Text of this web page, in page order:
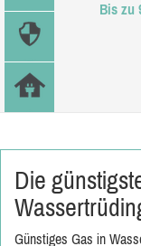
Bis zu
Die
Günstiges Gas in